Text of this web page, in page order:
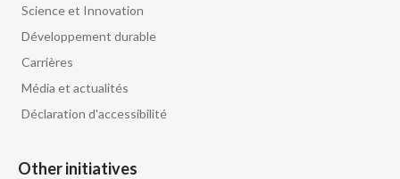
Science et Innovation
Développement durable
Carrières
Média et actualités
Déclaration d'accessibilité
Other initiatives